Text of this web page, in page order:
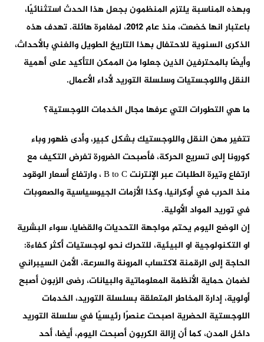
وبهذه المناسبة يلتزم المنظمون بجعل هذا الحدث استثنائيًا،
باعتبار انها خضعت، منذ عام 2012، لمغامرة هائلة. تهدف هذه
الذكرى السنوية للاحتفال بهذا التاريخ الطويل والغني بالأحداث،
وأيضًا بالمحترفين الذين جعلوا من الممكن التأكيد على أهمية
النقل واللوجستيات وسلسلة التوريد لأداء الأعمال.
ما هي التطورات التي عرفها مجال الخدمات اللوجستية؟
تتغير مهن النقل واللوجستيك بشكل كبير، وأدى ظهور وباء
كورونا إلى تسريع الحركة، فأصبحت الضرورة تفرض التكيف مع
ارتفاع وتيرة الطلبات عبر الإنترنت B to C ، وارتفاع أسعار الوقود
منذ الحرب في أوكرانيا، وكذا الأزمات الجيوسياسية والصعوبات
في توريد المواد الأولية.
إن الوضع اليوم يحتم مواجهة التحديات والقضايا، سواء البشرية
او التكنولوجية او البيئية، للتحرك نحو لوجستيات أكثر كفاءة:
الحاجة إلى الرقمنة لاكتساب المرونة والسرعة، الأمن السيبراني
لضمان حماية الأنظمة المعلوماتية والبيانات، رضى الزبون أصبح
أولوية، إدارة المخاطر المتعلقة بسلسلة التوريد، الخدمات
اللوجستية الحضرية اصبحت عنصرًا رئيسيًا في سلسلة التوريد
داخل المدن، كما أن إزالة الكربون أصبحت اليوم، أيضا، أحد